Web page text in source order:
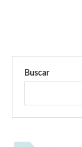
Buscar